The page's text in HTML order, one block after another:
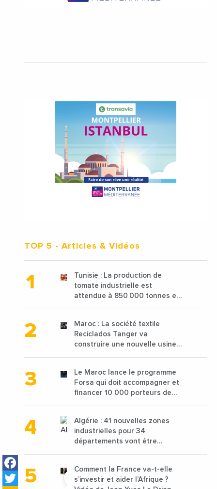
Facebook
Twitter
TOP 5 - Articles & Vidéos
Tunisie : La production de
tomate industrielle est
attendue à 850 000 tonnes en
Maroc : La société textile
Reciclados Tanger va
construire une nouvelle usine
Le Maroc lance le programme
Forsa qui doit accompagner et
financer 10 000 porteurs de
Algérie : 41 nouvelles zones
industrielles pour 34
départements vont être
Comment la France va-t-elle
s’investir et aider l’Afrique ?